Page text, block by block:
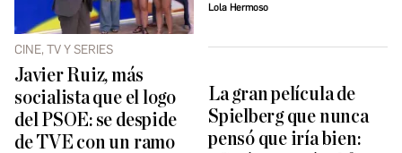
CINE, TV Y SERIES
Javier Ruiz, más
socialista que el logo
del PSOE: se despide
de TVE con un ramo
Lola Hermoso
La gran película de
Spielberg que nunca
pensó que iría bien: